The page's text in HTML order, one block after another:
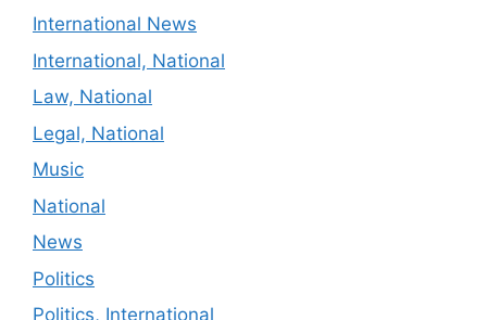
International News
International, National
Law, National
Legal, National
Music
National
News
Politics
Politics, International